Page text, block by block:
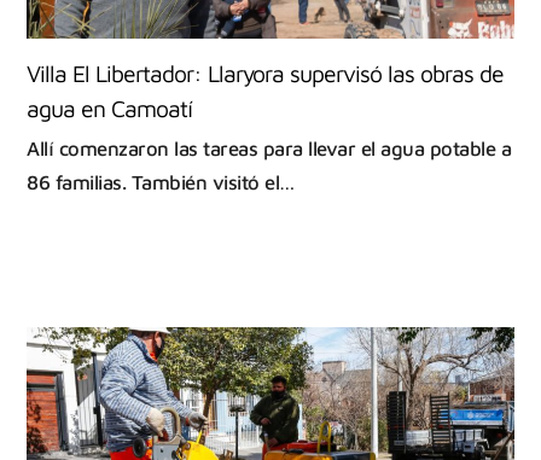
Villa El Libertador: Llaryora supervisó las obras de
agua en Camoatí
Allí comenzaron las tareas para llevar el agua potable a
86 familias. También visitó el…